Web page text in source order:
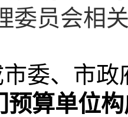
委员会相
委、市
预算单位